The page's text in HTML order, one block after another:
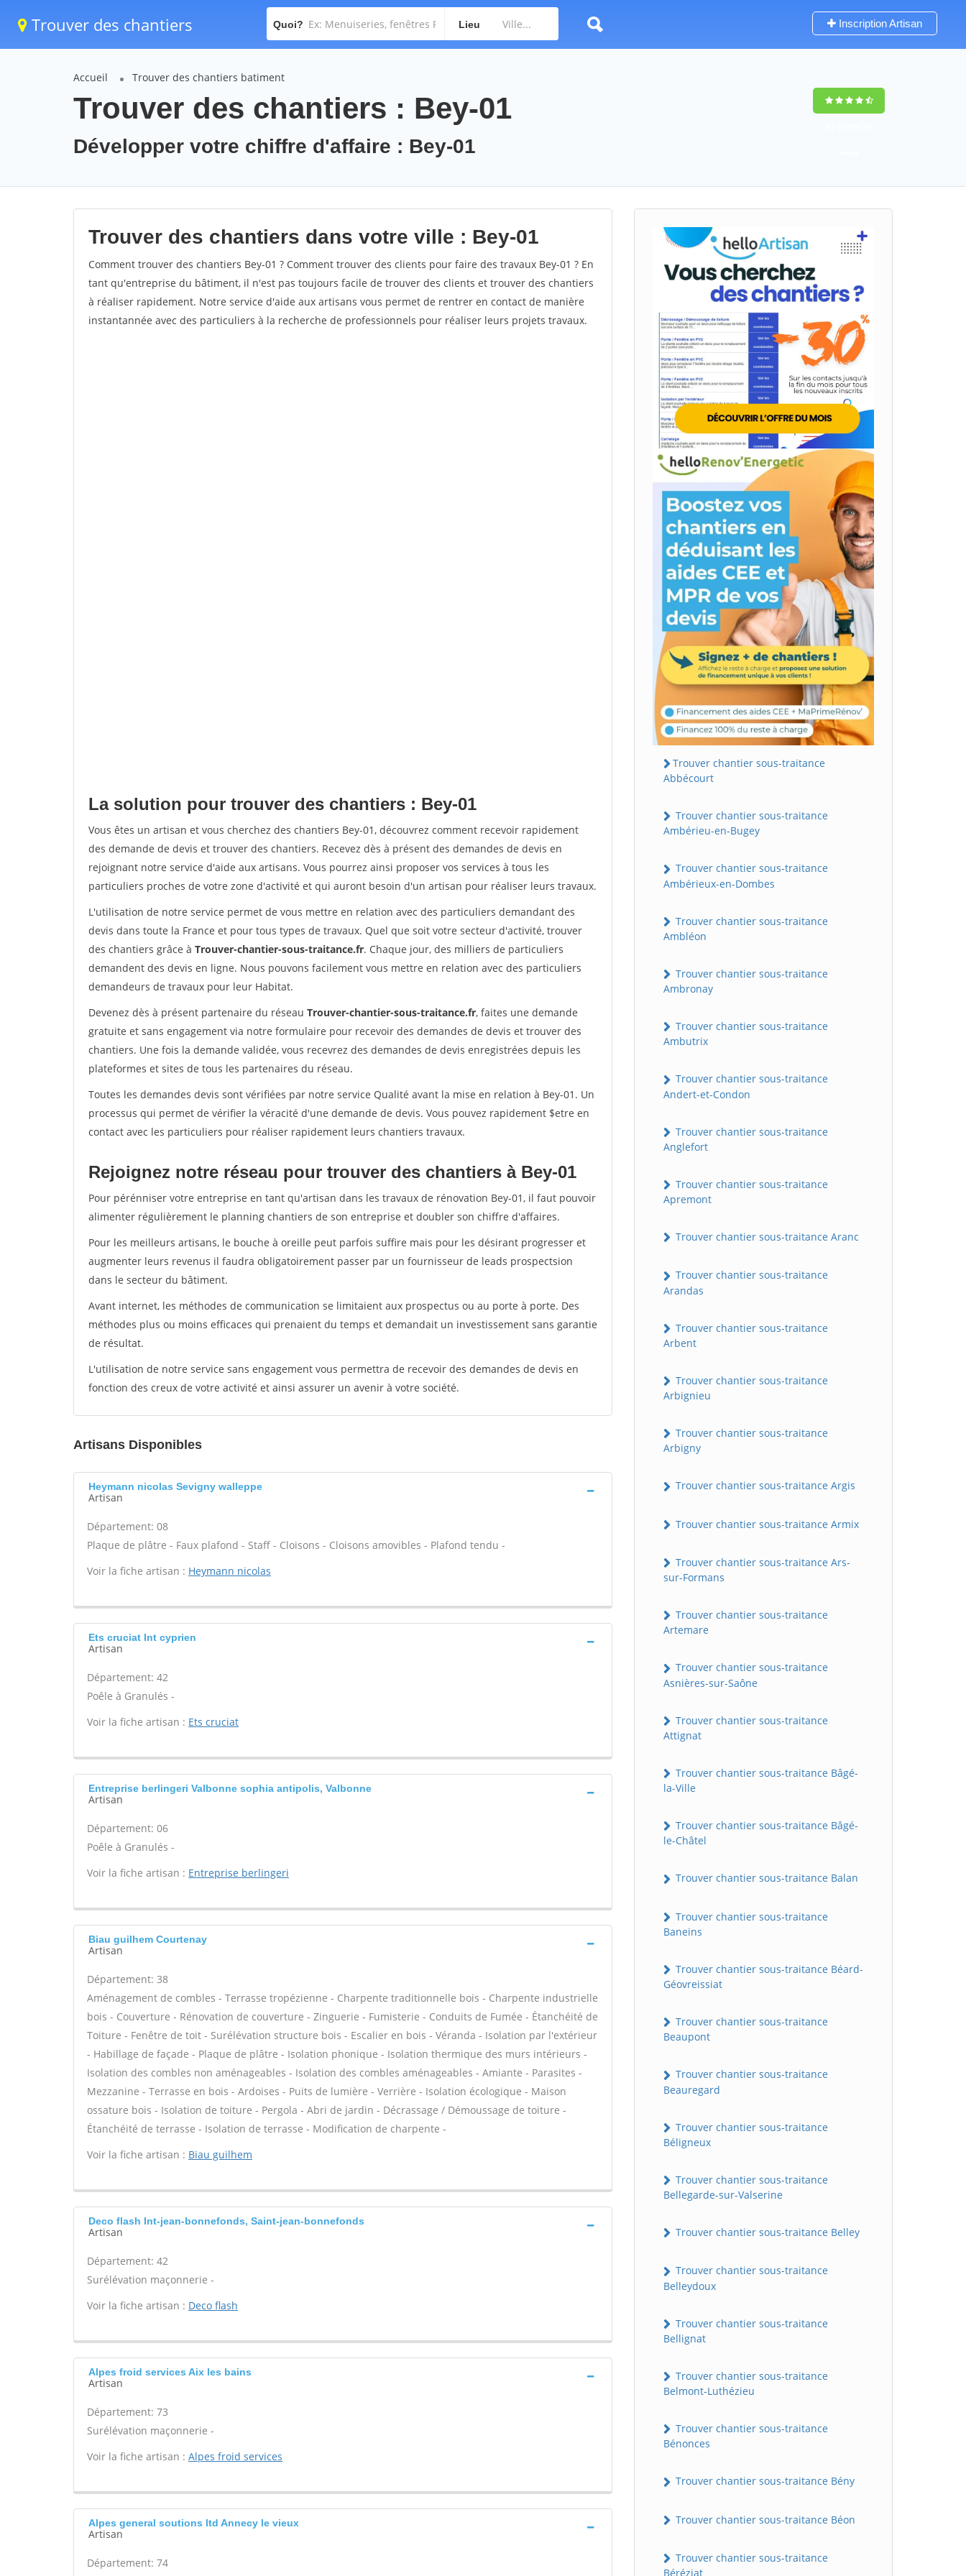
Trouver des chantiers Quoi? Lieu Inscription Artisan
Accueil Trouver des chantiers batiment
Trouver des chantiers : Bey-01
Développer votre chiffre d'affaire : Bey-01
Trouver des chantiers dans votre ville : Bey-01
Comment trouver des chantiers Bey-01 ? Comment trouver des clients pour faire des travaux Bey-01 ? En
tant qu'entreprise du bâtiment, il n'est pas toujours facile de trouver des clients et trouver des chantiers
à réaliser rapidement. Notre service d'aide aux artisans vous permet de rentrer en contact de manière
instantannée avec des particuliers à la recherche de professionnels pour réaliser leurs projets travaux.
La solution pour trouver des chantiers : Bey-01
Vous êtes un artisan et vous cherchez des chantiers Bey-01, découvrez comment recevoir rapidement
des demande de devis et trouver des chantiers. Recevez dès à présent des demandes de devis en
rejoignant notre service d'aide aux artisans. Vous pourrez ainsi proposer vos services à tous les
particuliers proches de votre zone d'activité et qui auront besoin d'un artisan pour réaliser leurs travaux.
L'utilisation de notre service permet de vous mettre en relation avec des particuliers demandant des
devis dans toute la France et pour tous types de travaux. Quel que soit votre secteur d'activité, trouver
des chantiers grâce à Trouver-chantier-sous-traitance.fr. Chaque jour, des milliers de particuliers
demandent des devis en ligne. Nous pouvons facilement vous mettre en relation avec des particuliers
demandeurs de travaux pour leur Habitat.
Devenez dès à présent partenaire du réseau Trouver-chantier-sous-traitance.fr, faites une demande
gratuite et sans engagement via notre formulaire pour recevoir des demandes de devis et trouver des
chantiers. Une fois la demande validée, vous recevrez des demandes de devis enregistrées depuis les
plateformes et sites de tous les partenaires du réseau.
Toutes les demandes devis sont vérifiées par notre service Qualité avant la mise en relation à Bey-01. Un
processus qui permet de vérifier la véracité d'une demande de devis. Vous pouvez rapidement $etre en
contact avec les particuliers pour réaliser rapidement leurs chantiers travaux.
Rejoignez notre réseau pour trouver des chantiers à Bey-01
Pour pérénniser votre entreprise en tant qu'artisan dans les travaux de rénovation Bey-01, il faut pouvoir
alimenter régulièrement le planning chantiers de son entreprise et doubler son chiffre d'affaires.
Pour les meilleurs artisans, le bouche à oreille peut parfois suffire mais pour les désirant progresser et
augmenter leurs revenus il faudra obligatoirement passer par un fournisseur de leads prospectsion
dans le secteur du bâtiment.
Avant internet, les méthodes de communication se limitaient aux prospectus ou au porte à porte. Des
méthodes plus ou moins efficaces qui prenaient du temps et demandait un investissement sans garantie
de résultat.
L'utilisation de notre service sans engagement vous permettra de recevoir des demandes de devis en
fonction des creux de votre activité et ainsi assurer un avenir à votre société.
Artisans Disponibles
Heymann nicolas Sevigny walleppe
Artisan
Département: 08
Plaque de plâtre - Faux plafond - Staff - Cloisons - Cloisons amovibles - Plafond tendu -
Voir la fiche artisan : Heymann nicolas
Ets cruciat Int cyprien
Artisan
Département: 42
Poêle à Granulés -
Voir la fiche artisan : Ets cruciat
Entreprise berlingeri Valbonne sophia antipolis, Valbonne
Artisan
Département: 06
Poêle à Granulés -
Voir la fiche artisan : Entreprise berlingeri
Biau guilhem Courtenay
Artisan
Département: 38
Aménagement de combles - Terrasse tropézienne - Charpente traditionnelle bois - Charpente industrielle
bois - Couverture - Rénovation de couverture - Zinguerie - Fumisterie - Conduits de Fumée - Étanchéité de
Toiture - Fenêtre de toit - Surélévation structure bois - Escalier en bois - Véranda - Isolation par l'extérieur
- Habillage de façade - Plaque de plâtre - Isolation phonique - Isolation thermique des murs intérieurs -
Isolation des combles non aménageables - Isolation des combles aménageables - Amiante - Parasites -
Mezzanine - Terrasse en bois - Ardoises - Puits de lumière - Verrière - Isolation écologique - Maison
ossature bois - Isolation de toiture - Pergola - Abri de jardin - Décrassage / Démoussage de toiture -
Étanchéité de terrasse - Isolation de terrasse - Modification de charpente -
Voir la fiche artisan : Biau guilhem
Deco flash Int-jean-bonnefonds, Saint-jean-bonnefonds
Artisan
Département: 42
Surélévation maçonnerie -
Voir la fiche artisan : Deco flash
Alpes froid services Aix les bains
Artisan
Département: 73
Surélévation maçonnerie -
Voir la fiche artisan : Alpes froid services
Alpes general soutions ltd Annecy le vieux
Artisan
Département: 74
Trouver chantier sous-traitance
Abbécourt
Trouver chantier sous-traitance
Ambérieu-en-Bugey
Trouver chantier sous-traitance
Ambérieux-en-Dombes
Trouver chantier sous-traitance
Ambléon
Trouver chantier sous-traitance
Ambronay
Trouver chantier sous-traitance
Ambutrix
Trouver chantier sous-traitance
Andert-et-Condon
Trouver chantier sous-traitance
Anglefort
Trouver chantier sous-traitance
Apremont
Trouver chantier sous-traitance Aranc
Trouver chantier sous-traitance
Arandas
Trouver chantier sous-traitance
Arbent
Trouver chantier sous-traitance
Arbignieu
Trouver chantier sous-traitance
Arbigny
Trouver chantier sous-traitance Argis
Trouver chantier sous-traitance Armix
Trouver chantier sous-traitance Ars-
sur-Formans
Trouver chantier sous-traitance
Artemare
Trouver chantier sous-traitance
Asnières-sur-Saône
Trouver chantier sous-traitance
Attignat
Trouver chantier sous-traitance Bâgé-
la-Ville
Trouver chantier sous-traitance Bâgé-
le-Châtel
Trouver chantier sous-traitance Balan
Trouver chantier sous-traitance
Baneins
Trouver chantier sous-traitance Béard-
Géovreissiat
Trouver chantier sous-traitance
Beaupont
Trouver chantier sous-traitance
Beauregard
Trouver chantier sous-traitance
Béligneux
Trouver chantier sous-traitance
Bellegarde-sur-Valserine
Trouver chantier sous-traitance Belley
Trouver chantier sous-traitance
Belleydoux
Trouver chantier sous-traitance
Bellignat
Trouver chantier sous-traitance
Belmont-Luthézieu
Trouver chantier sous-traitance
Bénonces
Trouver chantier sous-traitance Bény
Trouver chantier sous-traitance Béon
Trouver chantier sous-traitance
Béréziat